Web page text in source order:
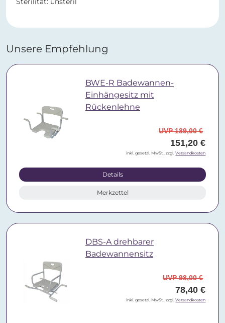
Unsere Empfehlung
BWE-R Badewannen-
Einhängesitz mit
Rückenlehne
UVP 189,00 €
151,20 €
inkl. gesetzl. MwSt., zzgl.Versandkosten
Details
Merkzettel
DBS-A drehbarer
Badewannensitz
UVP 98,00 €
78,40 €
inkl. gesetzl. MwSt., zzgl.Versandkosten